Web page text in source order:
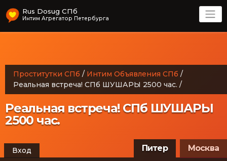
Rus Dosug СПб
Проститутки СПб / Интим Объявления СПб /
Реальная встреча! СПб ШУШАРЫ 2500 час. /
Реальная встреча! СПб ШУШАРЫ
2500 час.
Вход Москва
Питер